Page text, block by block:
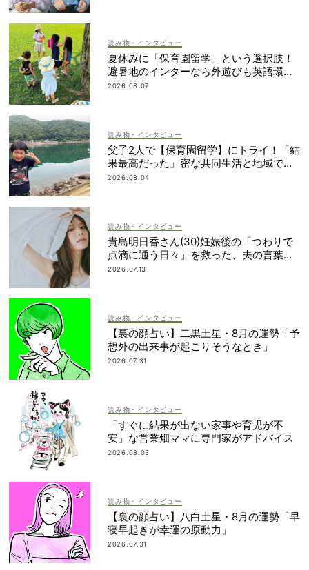
読み物・インタビュー
夏休みに「保育園留学」という選択肢！
避暑地のインターなら外遊びも英語環境
もいいとこ取り
2026.08.07
読み物・インタビュー
父子2人で【保育園留学】にトライ！「結
果最高だった」密な共同生活と地域での
交流とは？
2026.08.04
読み物・インタビュー
貴島明日香さん(30)妊娠後の「つわりで
点滴に通う日々」を救った、夫の言葉と
朝マック
2026.07.13
読み物・インタビュー
【裏の顔占い】二黒土星・8月の運勢「予
想外の出来事が起こりそうなとき」
2026.07.31
読み物・インタビュー
「すぐに結果が出ない家事や育児が不
安」な営業畑ママに専門家がアドバイス
2026.08.03
読み物・インタビュー
【裏の顔占い】八白土星・8月の運勢「早
寝早起きが幸運の原動力」
2026.07.31